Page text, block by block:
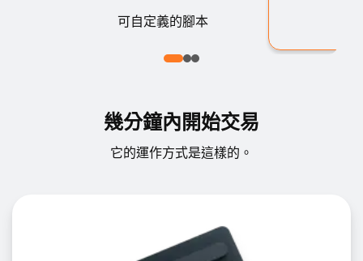
可自定義的腳本
幾分鐘內開始交易
它的運作方式是這樣的。